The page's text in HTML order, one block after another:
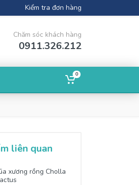
Kiểm tra đơn hàng
Chăm sóc khách hàng
0911.326.212
0
liên quan
xương rồng Cholla